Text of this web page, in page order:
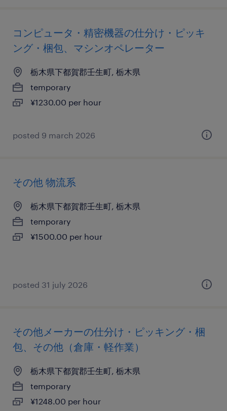
コンピュータ・精密機器の仕分け・ピッキ
ング・梱包、マシンオペレーター
栃木県下都賀郡壬生町, 栃木県
temporary
¥1230.00 per hour
posted 9 march 2026
その他 物流系
栃木県下都賀郡壬生町, 栃木県
temporary
¥1500.00 per hour
posted 31 july 2026
その他メーカーの仕分け・ピッキング・梱
包、その他（倉庫・軽作業）
栃木県下都賀郡壬生町, 栃木県
temporary
¥1248.00 per hour